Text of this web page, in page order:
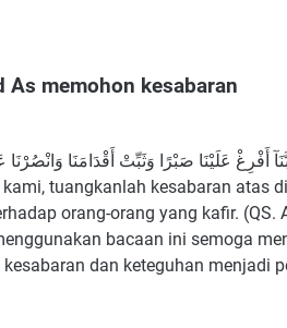
As memohon kesabaran
أَفْرِغْ عَلَيْنَا صَبْرًا وَثَبِّتْ أَقْدَامَنَا
kami, tuangkanlah kesabaran atas
orang-orang yang kafir. (QS.
bacaan ini semoga
dan keteguhan menjadi